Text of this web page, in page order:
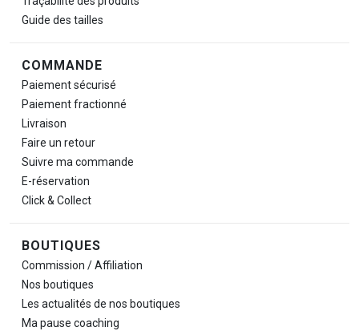
Guide des tailles
COMMANDE
Paiement sécurisé
Paiement fractionné
Livraison
Faire un retour
Suivre ma commande
E-réservation
Click & Collect
BOUTIQUES
Commission / Affiliation
Nos boutiques
Les actualités de nos boutiques
Ma pause coaching